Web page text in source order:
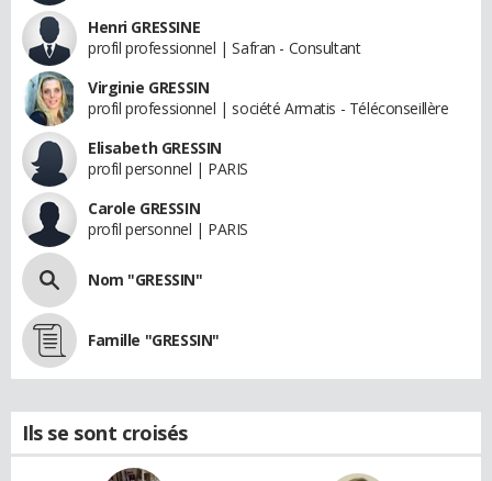
Henri GRESSINE
profil professionnel | Safran - Consultant
Virginie GRESSIN
profil professionnel | société Armatis - Téléconseillère
Elisabeth GRESSIN
profil personnel | PARIS
Carole GRESSIN
profil personnel | PARIS
Nom "GRESSIN"
Famille "GRESSIN"
Ils se sont croisés